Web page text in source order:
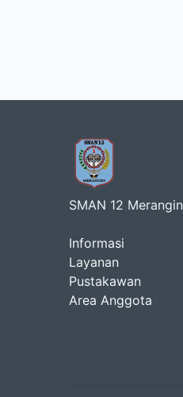
SMAN 12 Merangin
Informasi
Layanan
Pustakawan
Area Anggota